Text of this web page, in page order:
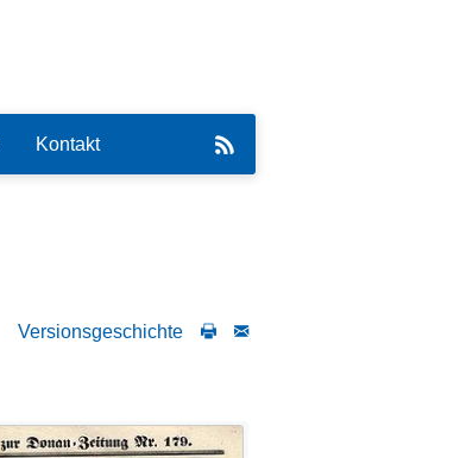
Kontakt
Versionsgeschichte